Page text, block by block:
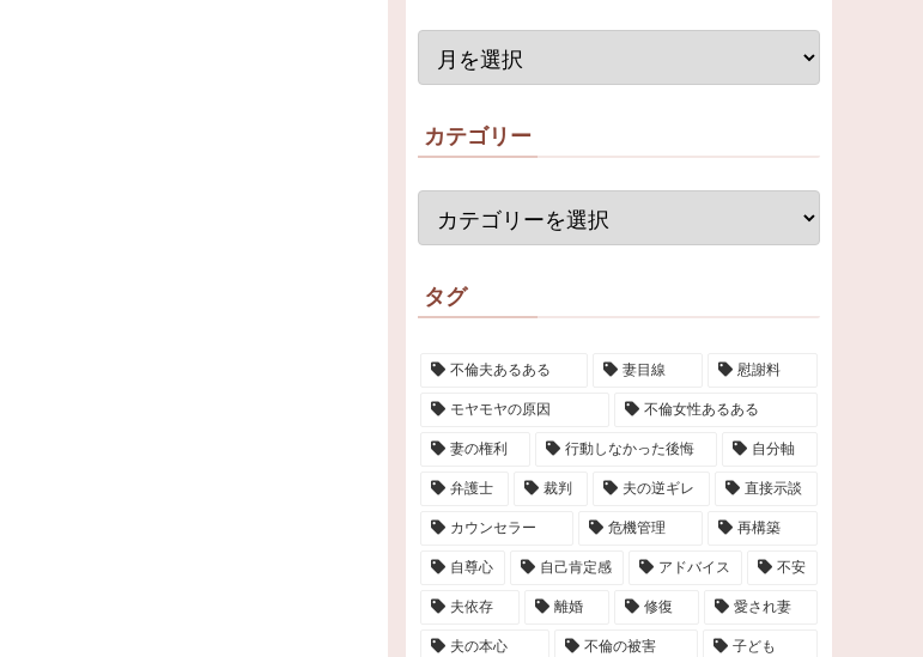
カテゴリー
タグ
不倫夫あるある 妻目線 慰謝料
モヤモヤの原因 不倫女性あるある
妻の権利 行動しなかった後悔 自分軸
弁護士 裁判 夫の逆ギレ 直接示談
カウンセラー 危機管理 再構築
自尊心 自己肯定感 アドバイス 不安
夫依存 離婚 修復 愛され妻
夫の本心 不倫の被害 子ども